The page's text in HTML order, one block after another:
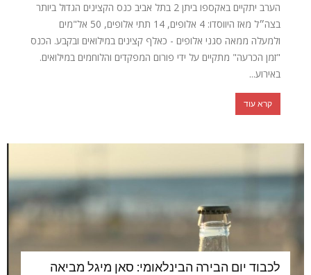
הערב יתקיים באקספו ביתן 2 בתל אביב כנס הקצינים הגדול ביותר
בצה״ל מאז היווסדו: 4 אלופים, 14 תתי אלופים, 50 אל"מים
ולמעלה ממאה סגני אלופים - כאלף קצינים במילואים ובקבע. הכנס
"זמן הכרעה" מתקיים על ידי פורום המפקדים והלוחמים במילואים.
באירוע...
קרא עוד
לכבוד יום הבירה הבינלאומי: סאן מיגל מביאה